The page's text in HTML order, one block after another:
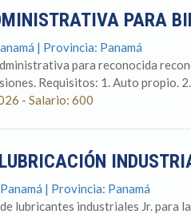
PARA
| Provincia: Panamá
para reconocida
Requisitos: 1. Auto propio.
- Salario: 600
| Provincia: Panamá
lubricantes industriales Jr. para